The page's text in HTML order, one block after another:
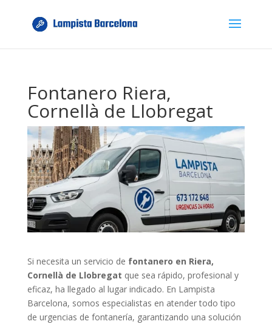
Fontanero Riera,
Cornellà de Llobregat
Si necesita un servicio de fontanero en Riera,
Cornellà de Llobregat que sea rápido, profesional y
eficaz, ha llegado al lugar indicado. En Lampista
Barcelona, somos especialistas en atender todo tipo
de urgencias de fontanería, garantizando una solución